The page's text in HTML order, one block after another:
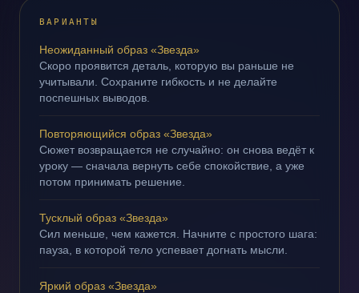
ВАРИАНТЫ
Неожиданный образ «Звезда»
Скоро проявится деталь, которую вы раньше не
учитывали. Сохраните гибкость и не делайте
поспешных выводов.
Повторяющийся образ «Звезда»
Сюжет возвращается не случайно: он снова ведёт к
уроку — сначала вернуть себе спокойствие, а уже
потом принимать решение.
Тусклый образ «Звезда»
Сил меньше, чем кажется. Начните с простого шага:
пауза, в которой тело успевает догнать мысли.
Яркий образ «Звезда»